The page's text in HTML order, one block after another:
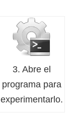
3. Abre el
programa para
experimentarlo.